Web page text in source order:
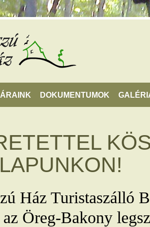
ÁRAINK DOKUMENTUMOK
Ház Turistaszálló
Öreg-Bakony